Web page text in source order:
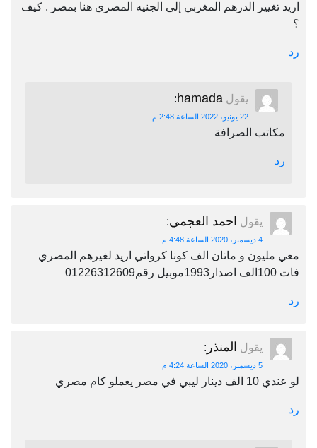
اريد تغيير الدرهم المغربي إلى الجنيه المصري هنا بمصر . كيف
؟
رد
يقول hamada
:
22 يونيو، 2022 الساعة 2:48 م
مكاتب الصرافة
رد
يقول احمد العجمي:
4 ديسمبر، 2020 الساعة 4:48 م
معي مليون و ماتان الف كونا كرواتي اريد لغيرهم المصري
فات 100الف اصدار1993موبيل رقم01226312609
رد
يقول المنذر :
5 ديسمبر، 2020 الساعة 4:24 م
لو عندي 10 الف دينار ليبي في مصر يعملو كام مصري
رد